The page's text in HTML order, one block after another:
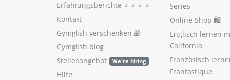
Erfahrungsberichte ⭐️ ⭐️ ⭐️ ⭐️
Kontakt
Gymglish verschenken 🎁
Gymglish blog
Stellenangebot
We're hiring
Hilfe
Series
Online-Shop 🛍
Englisch lernen
California
Französisch
Frantastique